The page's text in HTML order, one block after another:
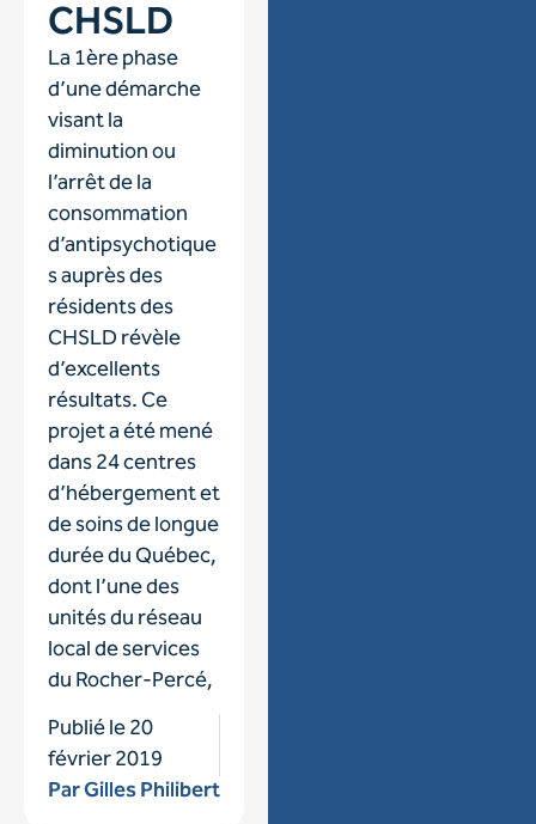
CHSLD
La 1ère phase
d’une démarche
visant la
diminution ou
l’arrêt de la
consommation
d’antipsychotique
s auprès des
résidents des
CHSLD révèle
d’excellents
résultats. Ce
projet a été mené
dans 24 centres
d’hébergement et
de soins de longue
durée du Québec,
dont l’une des
unités du réseau
local de services
du Rocher-Percé,
Publié le20
février 2019
ParGilles Philibert